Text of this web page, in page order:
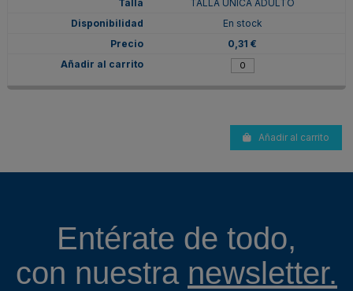
TALLA ÚNICA ADULTO
En stock
0,31 €
Añadir al carrito
Entérate de todo,
con nuestra newsletter.